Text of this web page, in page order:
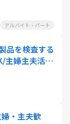
アルバイト・パート
品を検査する
主婦主夫活
・主夫歓